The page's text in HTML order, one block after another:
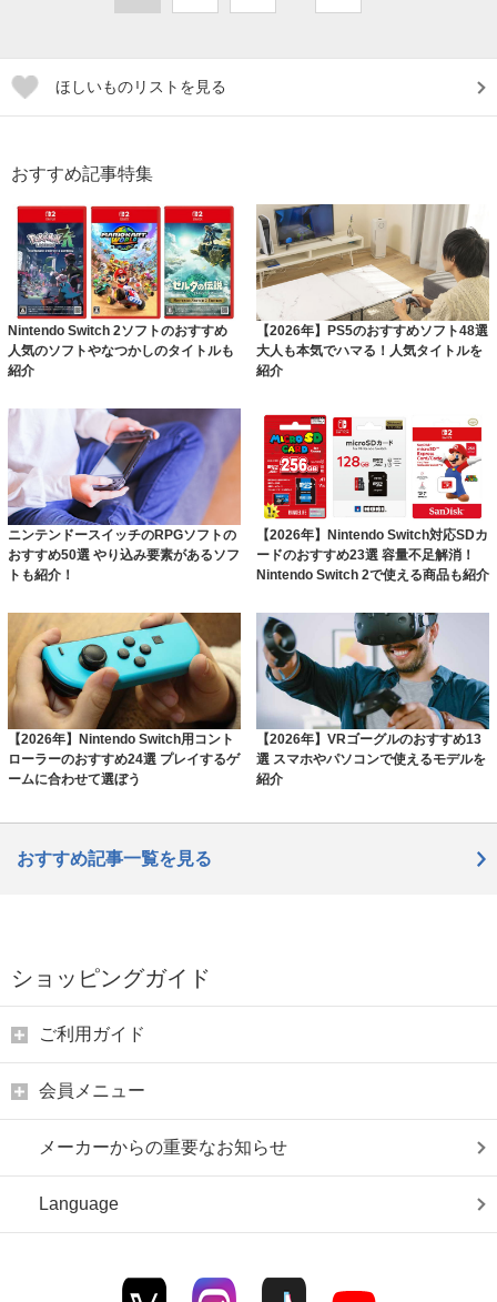
ほしいものリストを見る
おすすめ記事特集
Nintendo Switch 2ソフトのおすすめ
人気のソフトやなつかしのタイトルも
紹介
【2026年】PS5のおすすめソフト48選
大人も本気でハマる！人気タイトルを
紹介
ニンテンドースイッチのRPGソフトの
おすすめ50選 やり込み要素があるソフ
トも紹介！
【2026年】Nintendo Switch対応SDカ
ードのおすすめ23選 容量不足解消！
Nintendo Switch 2で使える商品も紹介
【2026年】Nintendo Switch用コント
ローラーのおすすめ24選 プレイするゲ
ームに合わせて選ぼう
【2026年】VRゴーグルのおすすめ13
選 スマホやパソコンで使えるモデルを
紹介
おすすめ記事一覧を見る
ショッピングガイド
ご利用ガイド
会員メニュー
メーカーからの重要なお知らせ
Language